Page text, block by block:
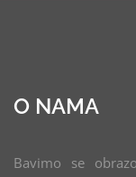
O NAMA
Bavimo se